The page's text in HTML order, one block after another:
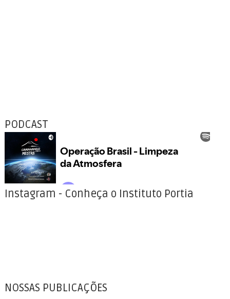
PODCAST
Instagram - Conheça o Instituto Portia
NOSSAS PUBLICAÇÕES